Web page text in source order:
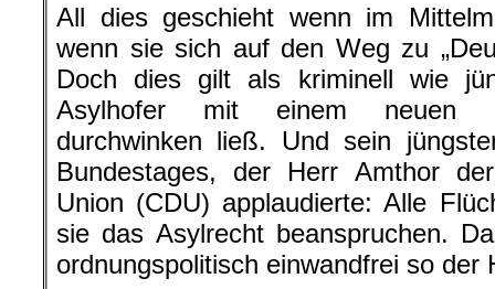
All dies geschieht wenn im
wenn sie sich auf den Weg zu
Doch dies gilt als kriminell wie
Asylhofer mit einem neuen
durchwinken ließ. Und sein
Bundestages, der Herr Amthor
Union (CDU) applaudierte: Alle
sie das Asylrecht beanspruchen.
ordnungspolitisch einwandfrei so der